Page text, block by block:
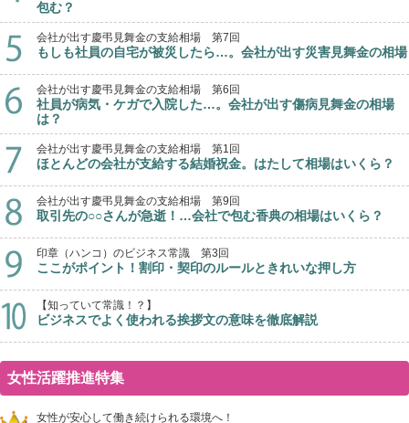
包む？
会社が出す慶弔見舞金の支給相場 第7回
もしも社員の自宅が被災したら…。会社が出す災害見舞金の相場
会社が出す慶弔見舞金の支給相場 第6回
社員が病気・ケガで入院した…。会社が出す傷病見舞金の相場
は？
会社が出す慶弔見舞金の支給相場 第1回
ほとんどの会社が支給する結婚祝金。はたして相場はいくら？
会社が出す慶弔見舞金の支給相場 第9回
取引先の○○さんが急逝！…会社で包む香典の相場はいくら？
印章（ハンコ）のビジネス常識 第3回
ここがポイント！割印・契印のルールときれいな押し方
【知っていて常識！？】
ビジネスでよく使われる挨拶文の意味を徹底解説
女性活躍推進特集
女性が安心して働き続けられる環境へ！